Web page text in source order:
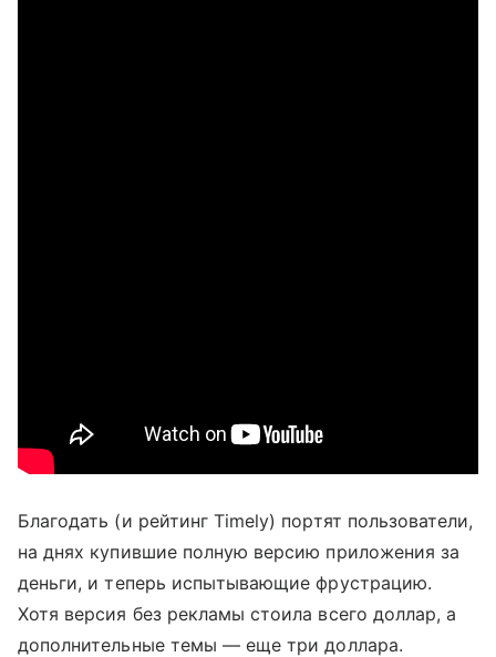
Благодать (и рейтинг Timely) портят пользователи,
на днях купившие полную версию приложения за
деньги, и теперь испытывающие фрустрацию.
Хотя версия без рекламы стоила всего доллар, а
дополнительные темы — еще три доллара.